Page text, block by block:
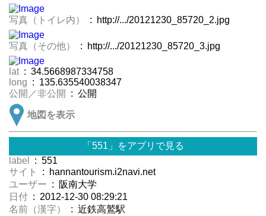
写真（トイレ内） : http://.../20121230_85720_2.jpg
写真（その他） : http://.../20121230_85720_3.jpg
lat : 34.5668987334758
long : 135.635540038347
公開／非公開
: 公開
地図を表示
「551」をアプリで見る
label
: 551
サイト
: hannantourism.i2navi.net
ユーザー : 阪南大学
日付 : 2012-12-30 08:29:21
名前（漢字）
: 近鉄高鷲駅